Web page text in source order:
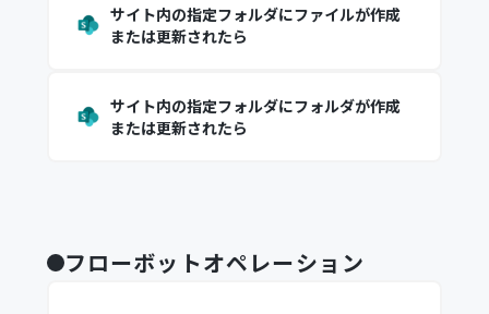
サイト内の指定フォルダにファイルが作成
または更新されたら
サイト内の指定フォルダにフォルダが作成
または更新されたら
フローボットオペレーション